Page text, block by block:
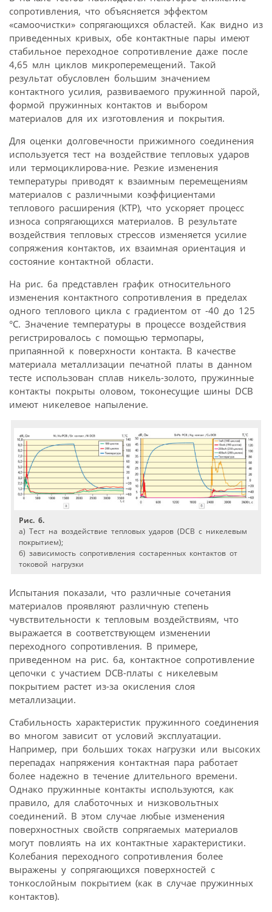
сопротивления, что объясняется эффектом
«самоочистки» сопрягающихся областей. Как видно из
приведенных кривых, обе контактные пары имеют
стабильное переходное сопротивление даже после
4,65 млн циклов микроперемещений. Такой
результат обусловлен большим значением
контактного усилия, развиваемого пружинной парой,
формой пружинных контактов и выбором
материалов для их изготовления и покрытия.
Для оценки долговечности прижимного соединения
используется тест на воздействие тепловых ударов
или термоциклирова-ние. Резкие изменения
температуры приводят к взаимным перемещениям
материалов с различными коэффициентами
теплового расширения (КТР), что ускоряет процесс
износа сопрягающихся материалов. В результате
воздействия тепловых стрессов изменяется усилие
сопряжения контактов, их взаимная ориентация и
состояние контактной области.
На рис. 6а представлен график относительного
изменения контактного сопротивления в пределах
одного теплового цикла с градиентом от -40 до 125
°С. Значение температуры в процессе воздействия
регистрировалось с помощью термопары,
припаянной к поверхности контакта. В качестве
материала металлизации печатной платы в данном
тесте использован сплав никель-золото, пружинные
контакты покрыты оловом, токонесущие шины DCB
имеют никелевое напыление.
Рис. 6.
а) Тест на воздействие тепловых ударов (DCB с никелевым
покрытием);
б) зависимость сопротивления состаренных контактов от
токовой нагрузки
Испытания показали, что различные сочетания
материалов проявляют различную степень
чувствительности к тепловым воздействиям, что
выражается в соответствующем изменении
переходного сопротивления. В примере,
приведенном на рис. 6а, контактное сопротивление
цепочки с участием DCB-платы с никелевым
покрытием растет из-за окисления слоя
металлизации.
Стабильность характеристик пружинного соединения
во многом зависит от условий эксплуатации.
Например, при больших токах нагрузки или высоких
перепадах напряжения контактная пара работает
более надежно в течение длительного времени.
Однако пружинные контакты используются, как
правило, для слаботочных и низковольтных
соединений. В этом случае любые изменения
поверхностных свойств сопрягаемых материалов
могут повлиять на их контактные характеристики.
Колебания переходного сопротивления более
выражены у сопрягающихся поверхностей с
тонкослойным покрытием (как в случае пружинных
контактов).